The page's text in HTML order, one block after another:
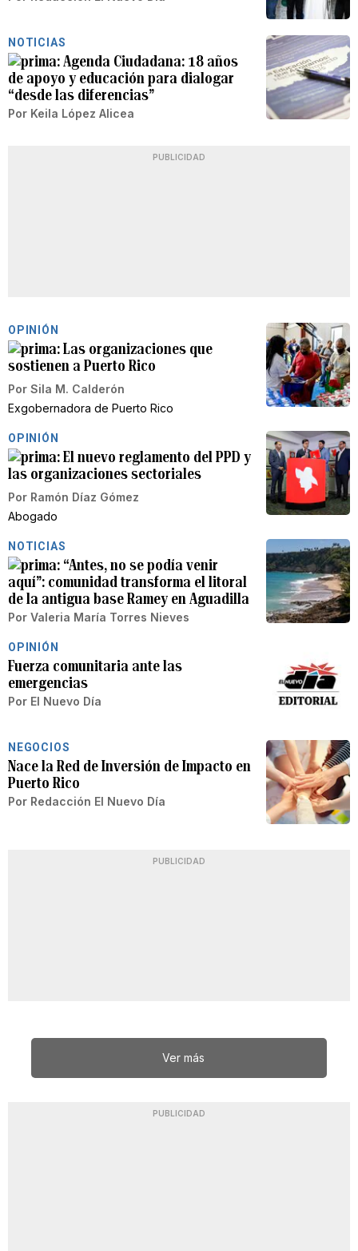
NOTICIAS
Agenda Ciudadana: 18 años
de apoyo y educación para dialogar
“desde las diferencias”
Por Keila López Alicea
PUBLICIDAD
OPINIÓN
Las organizaciones que
sostienen a Puerto Rico
Por Sila M. Calderón
Exgobernadora de Puerto Rico
OPINIÓN
El nuevo reglamento del PPD y
las organizaciones sectoriales
Por Ramón Díaz Gómez
Abogado
NOTICIAS
“Antes, no se podía venir
aquí”: comunidad transforma el litoral
de la antigua base Ramey en Aguadilla
Por Valeria María Torres Nieves
OPINIÓN
Fuerza comunitaria ante las
emergencias
Por El Nuevo Día
NEGOCIOS
Nace la Red de Inversión de Impacto en
Puerto Rico
Por Redacción El Nuevo Día
PUBLICIDAD
Ver más
PUBLICIDAD